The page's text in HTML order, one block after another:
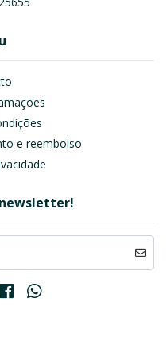
e reembolso